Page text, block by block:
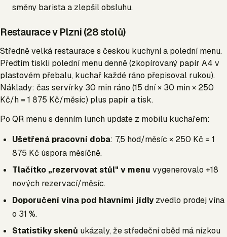
směny barista a zlepšil obsluhu.
Restaurace v Plzni (28 stolů)
Středně velká restaurace s českou kuchyní a polední menu.
Předtím tiskli polední menu denně (zkopírovaný papír A4 v
plastovém přebalu, kuchař každé ráno přepisoval rukou).
Náklady: čas servírky 30 min ráno (15 dní × 30 min × 250
Kč/h = 1 875 Kč/měsíc) plus papír a tisk.
Po QR menu s denním lunch update z mobilu kuchařem:
Ušetřená pracovní doba: 7,5 hod/měsíc × 250 Kč = 1
875 Kč úspora měsíčně.
Tlačítko „rezervovat stůl" v menu vygenerovalo +18
nových rezervací/měsíc.
Doporučení vína pod hlavními jídlyzvedlo prodej vína
o 31 %.
Statistiky skenů ukázaly, že středeční oběd má nízkou